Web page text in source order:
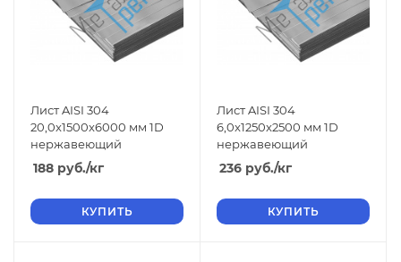
Лист AISI 304
20,0x1500x6000 мм 1D
нержавеющий
188 руб./кг
КУПИТЬ
Лист AISI 304
6,0x1250x2500 мм 1D
нержавеющий
236 руб./кг
КУПИТЬ